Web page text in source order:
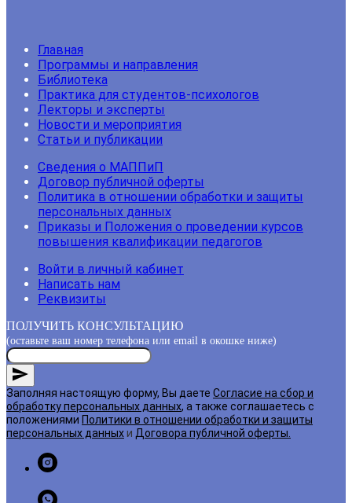
Главная
Программы и направления
Библиотека
Практика для студентов-психологов
Лекторы и эксперты
Новости и мероприятия
Статьи и публикации
Сведения о МАППиП
Договор публичной оферты
Политика в отношении обработки и защиты
персональных данных
Приказы и Положения о проведении курсов
повышения квалификации педагогов
Войти в личный кабинет
Написать нам
Реквизиты
ПОЛУЧИТЬ КОНСУЛЬТАЦИЮ
(оставьте ваш номер телефона или email в окошке ниже)
Заполняя настоящую форму, Вы даете Согласие на сбор и
обработку персональных данных, а также соглашаетесь с
положениями Политики в отношении обработки и защиты
персональных данныхи Договора публичной оферты